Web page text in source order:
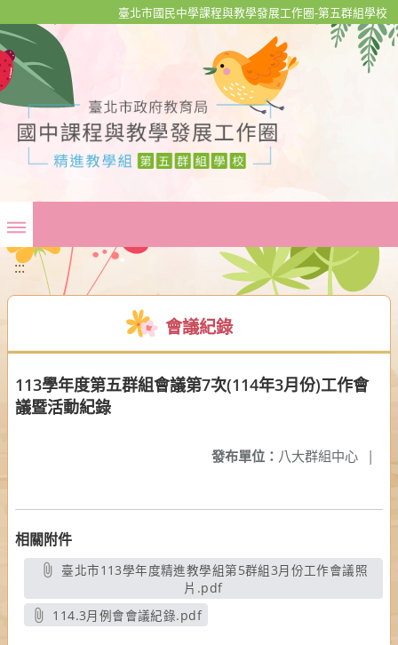
移至網頁之主要內容區位置臺北市國民中學課程與教學發展工作圈-第五群組學校
:::
會議紀錄
113學年度第五群組會議第7次(114年3月份)工作會
議暨活動紀錄
發布單位： 八大群組中心 |
相關附件
片.pdf另開新視窗
114.3月例會會議紀錄.pdf